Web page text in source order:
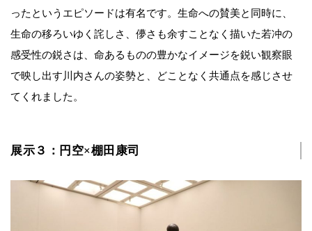
ったというエピソードは有名です。生命への賛美と同時に、
生命の移ろいゆく詫しさ、儚さも余すことなく描いた若冲の
感受性の鋭さは、命あるものの豊かなイメージを鋭い観察眼
で映し出す川内さんの姿勢と、どことなく共通点を感じさせ
てくれました。
展示３：円空×棚田康司